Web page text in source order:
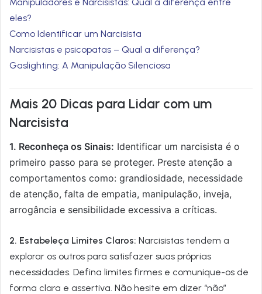
Manipuladores e Narcisistas: Qual a diferença entre
eles?
Como Identificar um Narcisista
Narcisistas e psicopatas – Qual a diferença?
Gaslighting: A Manipulação Silenciosa
Mais 20 Dicas para Lidar com um
Narcisista
1. Reconheça os Sinais: Identificar um narcisista é o
primeiro passo para se proteger. Preste atenção a
comportamentos como: grandiosidade, necessidade
de atenção, falta de empatia, manipulação, inveja,
arrogância e sensibilidade excessiva a críticas.
2. Estabeleça Limites Claros: Narcisistas tendem a
explorar os outros para satisfazer suas próprias
necessidades. Defina limites firmes e comunique-os de
forma clara e assertiva. Não hesite em dizer “não”